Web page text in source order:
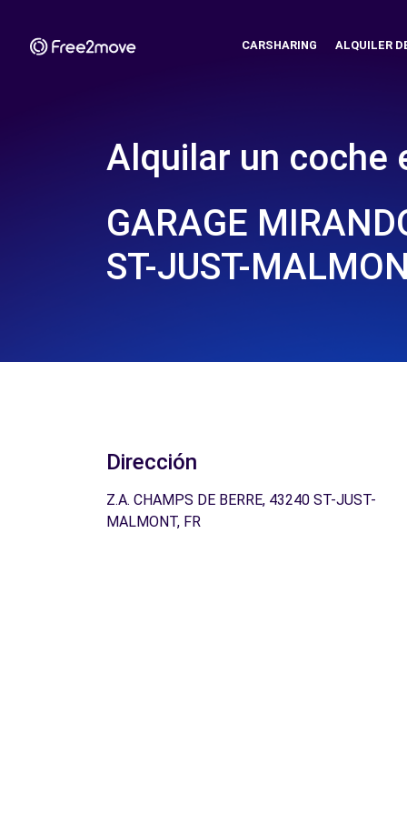
CARSHARING ALQUILER
Alquilar un coche
GARAGE
ST-JUST-
Dirección
Z.A. CHAMPS DE BERRE, 43240 ST-JUST-
MALMONT, FR